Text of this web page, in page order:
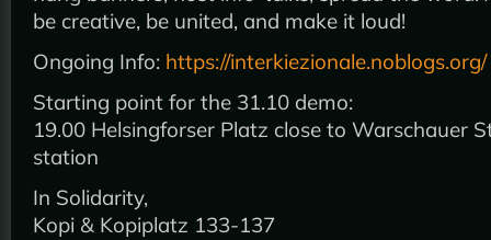
be creative, be united, and make it loud!
Ongoing Info: https://interkiezionale.noblogs.org/
Starting point for the 31.10 demo:
19.00 Helsingforser Platz close to Warschauer
station
In Solidarity,
Kopi & Kopiplatz 133-137